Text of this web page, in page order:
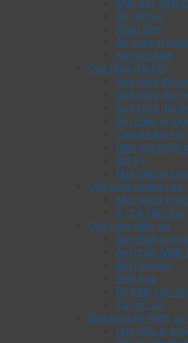
Máy xay sinh
Bộ giftset
Khăn tắm
Áo mưa in logo
Nổi lẩu điện
Quà tặng đại hội
Quà tặng đại
Quà tặng đại
Quà tặng đại
Ấm chén in
Cặp da đại hội
Bình giữ nhiệt
Bút ký
Huy hiệu in
Quà tặng quảng cáo
Móc khóa in
Ô che cầm tay
Quà tặng gốm sứ
Ấm chén in
Ấm chén Minh
Bình hút lộc
Bình hoa
Bộ bình cốc sứ
Ca cốc sứ
Quà tặng kỷ niệm sự
Huy hiệu in